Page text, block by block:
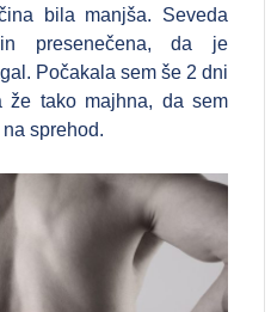
bila manjša. Seveda
presenečena, da je
Počakala sem še 2 dni
tako majhna, da sem
sprehod.